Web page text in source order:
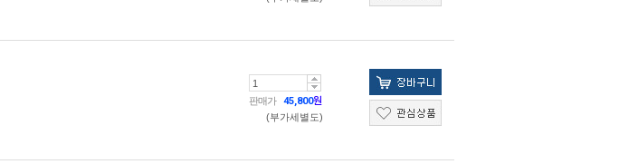
판매가 45,800원
(부가세별도)